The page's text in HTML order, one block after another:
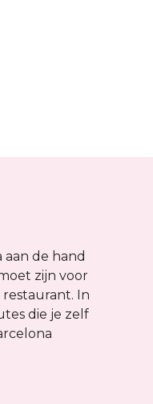
de hand
zijn voor
In
die je zelf